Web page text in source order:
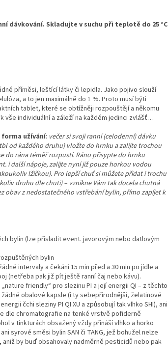
dávkování. Skladujte v suchu při teplotě do 25 °C
příměsi, leštící látky či lepidla. Jako pojivo slouží
a to jen maximálně do 1 %. Proto musí býti
tablet, které se obtížněji rozpouštějí a někomu
vše individuální a záleží na každém jedinci zvlášť…
užívání: večer si svoji ranní (celodenní) dávku
od každého druhu) vložte do hrnku a zalijte trochou
do rána téměř rozpustí. Ráno přisypte do hrnku
i další nápoje, zalijte nyní již pouze horkou vodou
lžičkou). Pro lepší chuť si můžete přidat i trochu
druhu dle chuti) – vznikne Vám tak docela chutná
obav z nedostatečného vstřebání bylin, přímo zapíjet k
bylin (lze přisladit event. javorovým nebo datlovým
bylin
intervaly a čekání 15 min před a 30 min po jídle a
(netřeba pak již pít ještě ranní čaj nebo kávu).
friendly“ pro slezinu PI a její energii QI – z těchto
obalové kapsle (i ty sebepřírodnější, želatinové
čchi sleziny PI QI XU a způsobují tak vlhko SHI), ani
dle chromatografie na tenké vrstvě pofiderně
v tinkturách obsažený vždy přináší vlhko a horko
syrové směsi bylin SAN či TANG, jež bohužel nelze
by buď obsahovaly nadměrně pesticidů nebo pak